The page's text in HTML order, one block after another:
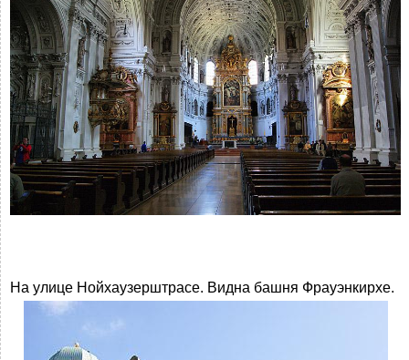
На улице Нойхаузерштрасе. Видна башня Фрауэнкирхе.